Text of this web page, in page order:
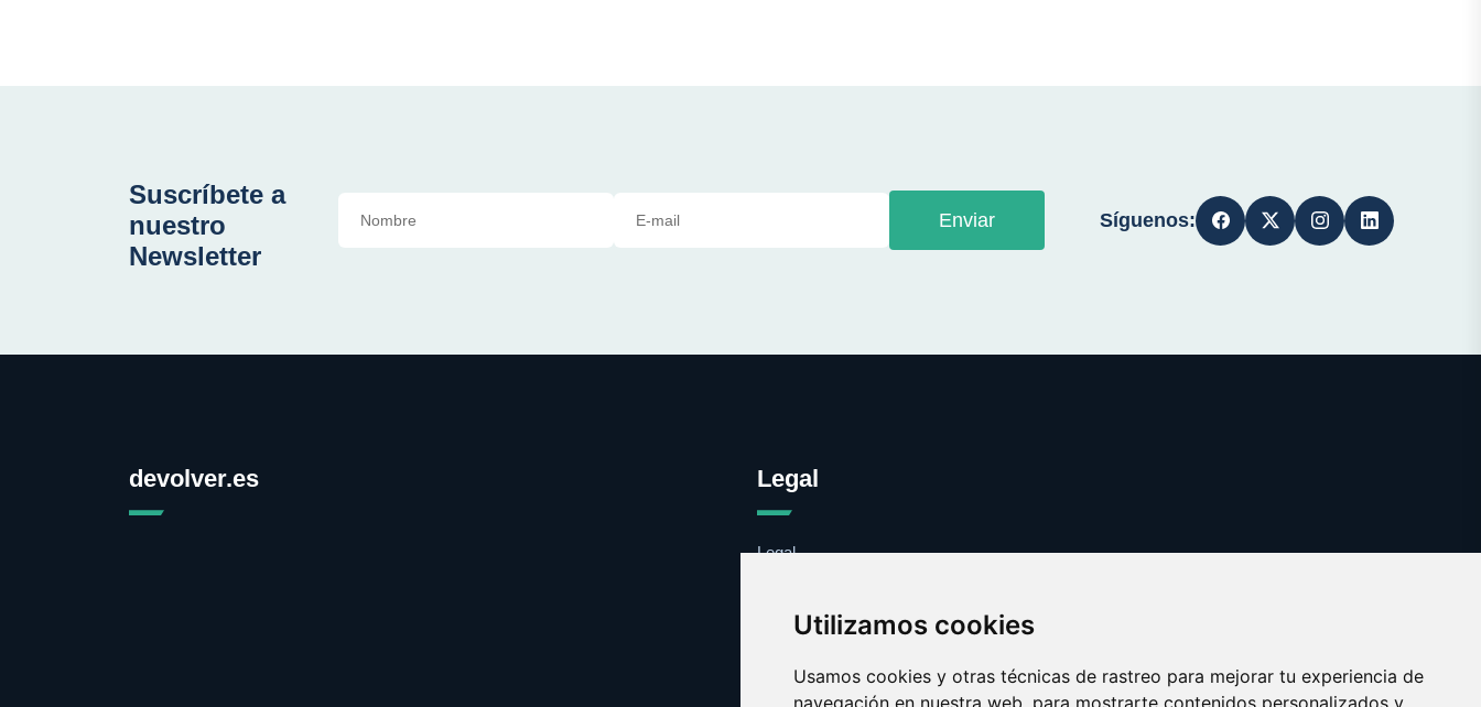
Utilizamos cookies
Usamos cookies y otras técnicas de rastreo para mejorar tu experiencia de
navegación en nuestra web, para mostrarte contenidos personalizados y
Suscríbete a
nuestro
Newsletter
Enviar Síguenos:
devolver.es Legal
Legal
Contacto